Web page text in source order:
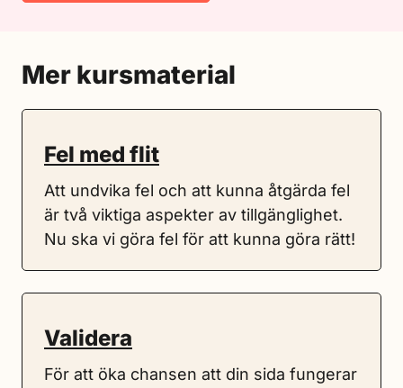
Mer kursmaterial
Fel med flit
Att undvika fel och att kunna åtgärda fel
är två viktiga aspekter av tillgänglighet.
Nu ska vi göra fel för att kunna göra rätt!
Validera
För att öka chansen att din sida fungerar